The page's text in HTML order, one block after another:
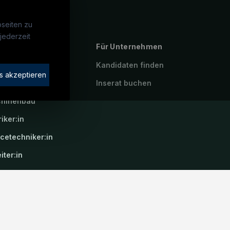
zu
akzeptieren
Für Unternehmen
Kandidaten finden
Inserat buchen